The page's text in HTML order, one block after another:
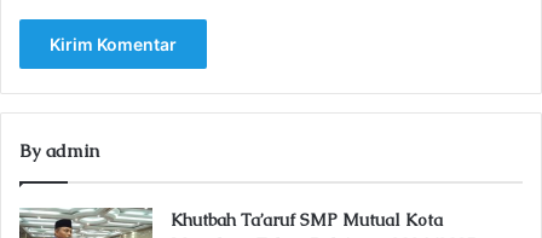
By admin
Khutbah Ta’aruf SMP Mutual Kota